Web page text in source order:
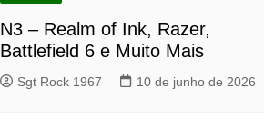
N3 – Realm of Ink, Razer,
Battlefield 6 e Muito Mais
Sgt Rock 1967 10 de junho de 2026